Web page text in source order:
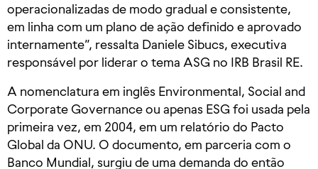
operacionalizadas de modo gradual e consistente,
em linha com um plano de ação definido e aprovado
internamente”, ressalta Daniele Sibucs, executiva
responsável por liderar o tema ASG no IRB Brasil RE.
A nomenclatura em inglês Environmental, Social and
Corporate Governance ou apenas ESG foi usada pela
primeira vez, em 2004, em um relatório do Pacto
Global da ONU. O documento, em parceria com o
Banco Mundial, surgiu de uma demanda do então